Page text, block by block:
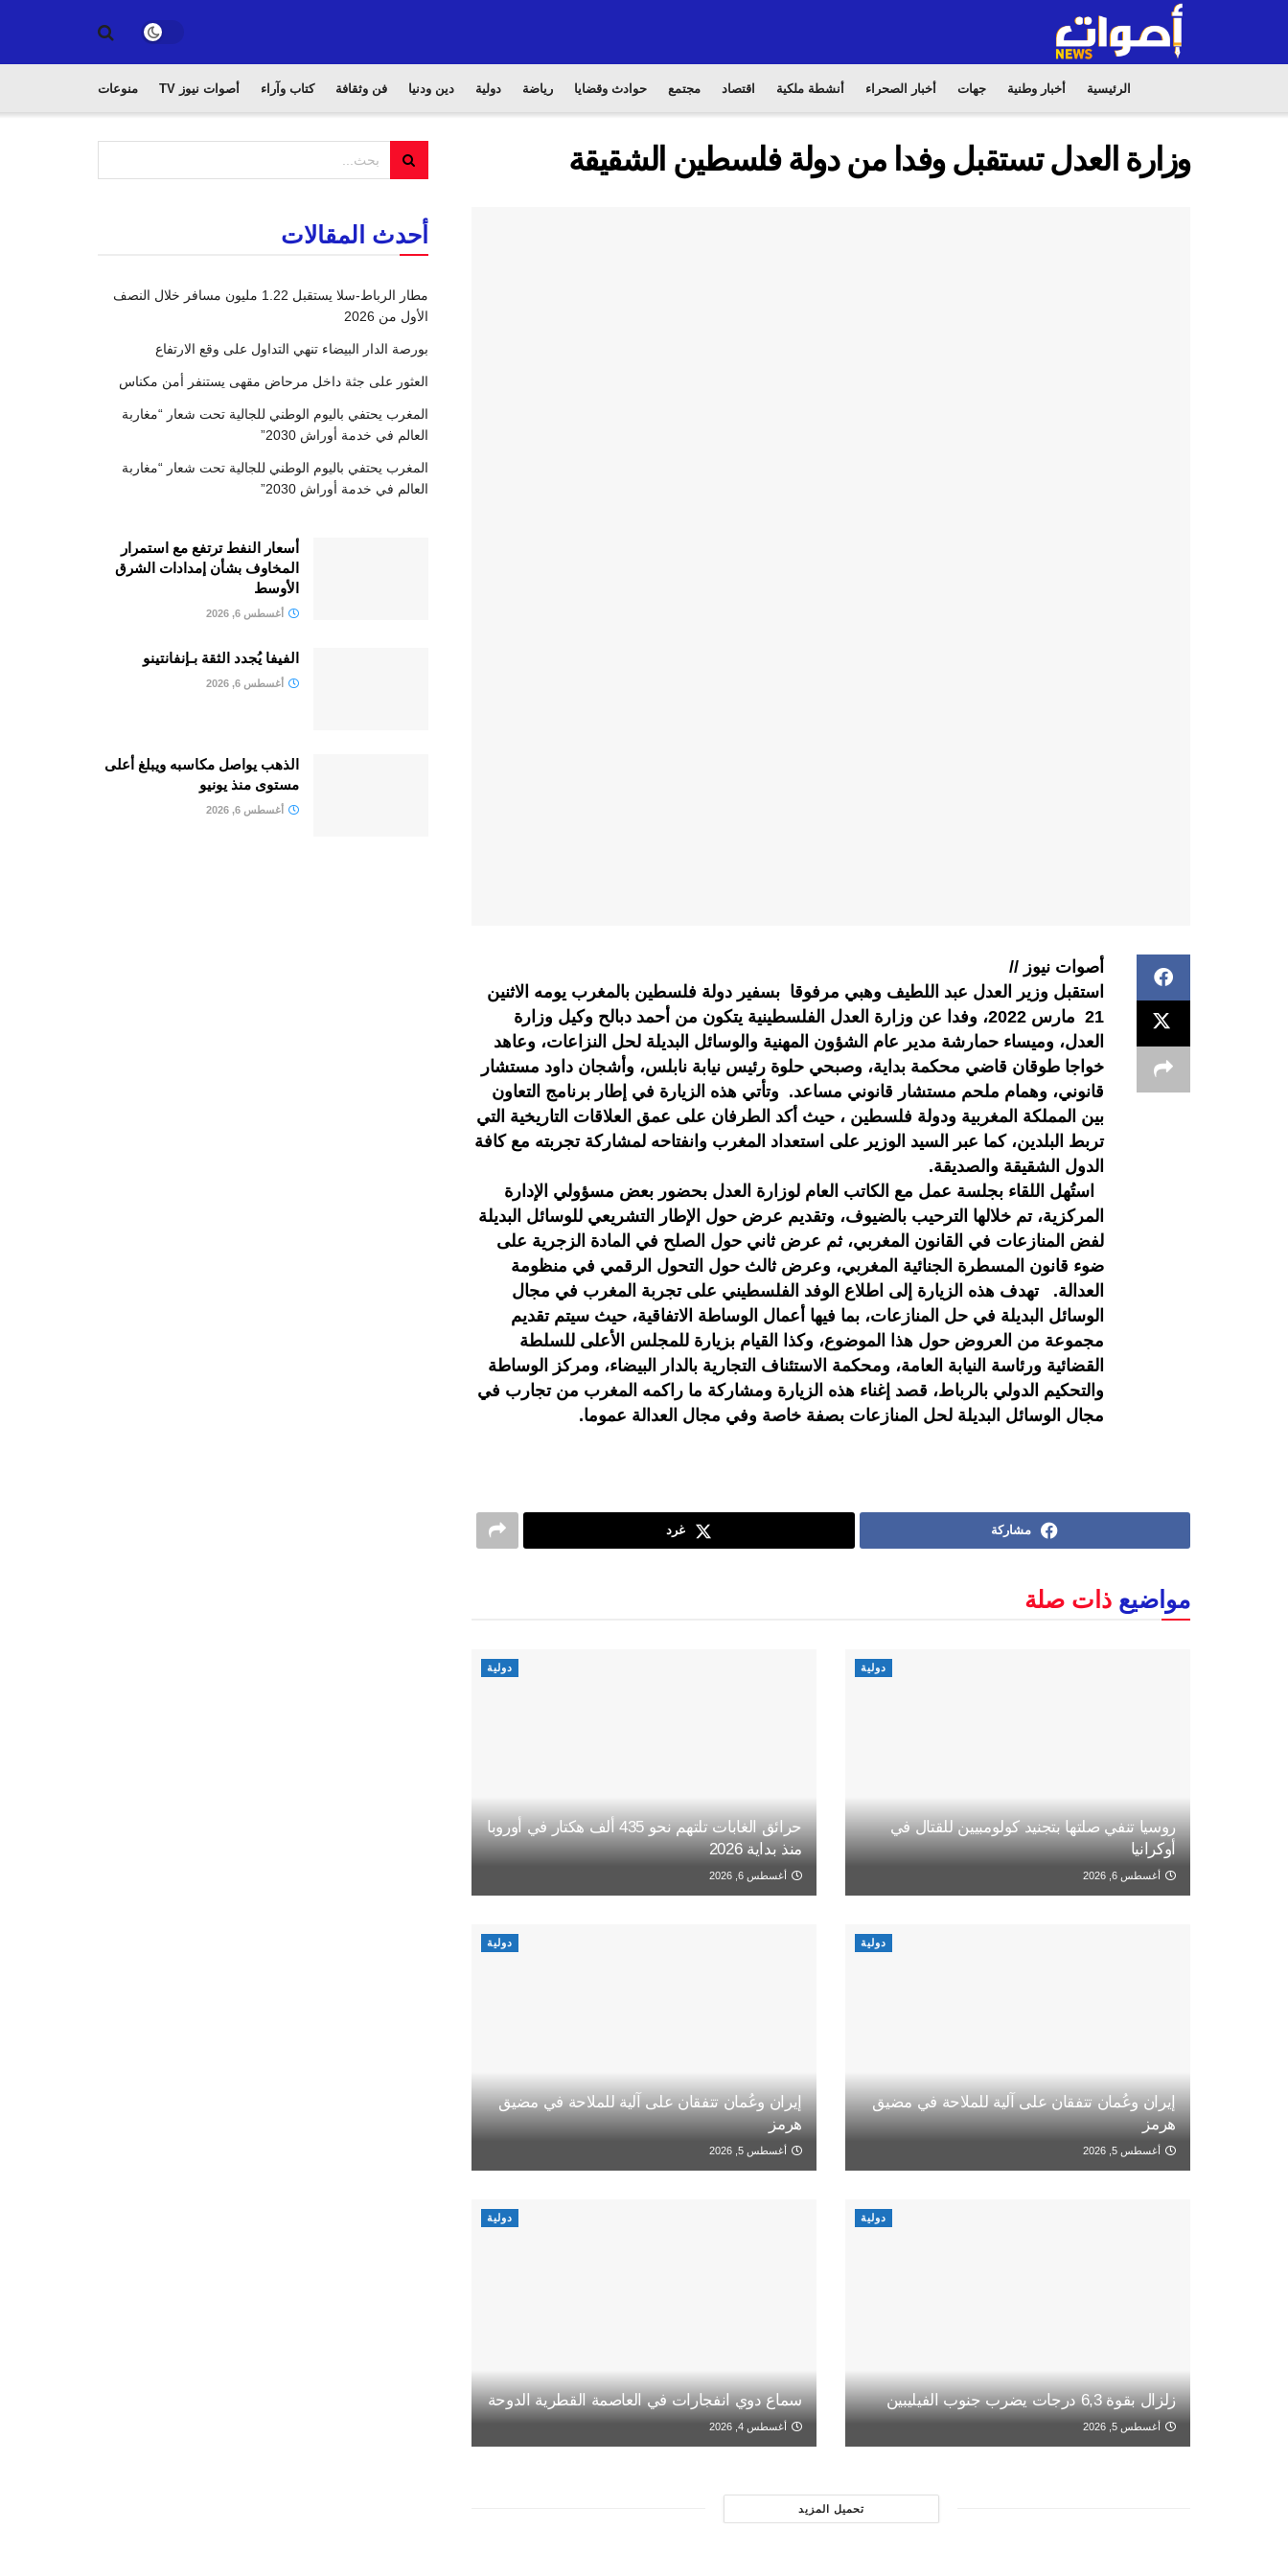
الرئيسية أخبار وطنية جهات أخبار الصحراء أنشطة ملكية اقتصاد مجتمع حوادث وقضايا رياضة دولية دين ودنيا فن وثقافة كتاب وآراء أصوات نيوز TV منوعات
وزارة العدل تستقبل وفدا من دولة فلسطين الشقيقة
أصوات نيوز //
استقبل وزير العدل عبد اللطيف وهبي مرفوقا بسفير دولة فلسطين بالمغرب يومه الاثنين
21 مارس 2022، وفدا عن وزارة العدل الفلسطينية يتكون من أحمد دبالح وكيل وزارة
العدل، وميساء حمارشة مدير عام الشؤون المهنية والوسائل البديلة لحل النزاعات، وعاهد
خواجا طوقان قاضي محكمة بداية، وصبحي حلوة رئيس نيابة نابلس، وأشجان داود مستشار
قانوني، وهمام ملحم مستشار قانوني مساعد. وتأتي هذه الزيارة في إطار برنامج التعاون
بين المملكة المغربية ودولة فلسطين ، حيث أكد الطرفان على عمق العلاقات التاريخية التي
تربط البلدين، كما عبر السيد الوزير على استعداد المغرب وانفتاحه لمشاركة تجربته مع كافة
الدول الشقيقة والصديقة.
استُهل اللقاء بجلسة عمل مع الكاتب العام لوزارة العدل بحضور بعض مسؤولي الإدارة
المركزية، تم خلالها الترحيب بالضيوف، وتقديم عرض حول الإطار التشريعي للوسائل البديلة
لفض المنازعات في القانون المغربي، ثم عرض ثاني حول الصلح في المادة الزجرية على
ضوء قانون المسطرة الجنائية المغربي، وعرض ثالث حول التحول الرقمي في منظومة
العدالة. تهدف هذه الزيارة إلى اطلاع الوفد الفلسطيني على تجربة المغرب في مجال
الوسائل البديلة في حل المنازعات، بما فيها أعمال الوساطة الاتفاقية، حيث سيتم تقديم
مجموعة من العروض حول هذا الموضوع، وكذا القيام بزيارة للمجلس الأعلى للسلطة
القضائية ورئاسة النيابة العامة، ومحكمة الاستئناف التجارية بالدار البيضاء، ومركز الوساطة
والتحكيم الدولي بالرباط، قصد إغناء هذه الزيارة ومشاركة ما راكمه المغرب من تجارب في
مجال الوسائل البديلة لحل المنازعات بصفة خاصة وفي مجال العدالة عموما.
مشاركة غرد
مواضيع ذات صلة
دولية
روسيا تنفي صلتها بتجنيد كولومبيين للقتال في
أوكرانيا
أغسطس 6, 2026
دولية
حرائق الغابات تلتهم نحو 435 ألف هكتار في أوروبا
منذ بداية 2026
أغسطس 6, 2026
دولية
إيران وعُمان تتفقان على آلية للملاحة في مضيق
هرمز
أغسطس 5, 2026
دولية
إيران وعُمان تتفقان على آلية للملاحة في مضيق
هرمز
أغسطس 5, 2026
دولية
زلزال بقوة 6,3 درجات يضرب جنوب الفيليبين
أغسطس 5, 2026
دولية
سماع دوي انفجارات في العاصمة القطرية الدوحة
أغسطس 4, 2026
تحميل المزيد
أحدث المقالات
مطار الرباط-سلا يستقبل 1.22 مليون مسافر خلال النصف
الأول من 2026
بورصة الدار البيضاء تنهي التداول على وقع الارتفاع
العثور على جثة داخل مرحاض مقهى يستنفر أمن مكناس
المغرب يحتفي باليوم الوطني للجالية تحت شعار “مغاربة
العالم في خدمة أوراش 2030”
المغرب يحتفي باليوم الوطني للجالية تحت شعار “مغاربة
العالم في خدمة أوراش 2030”
أسعار النفط ترتفع مع استمرار
المخاوف بشأن إمدادات الشرق
الأوسط
أغسطس 6, 2026
الفيفا يُجدد الثقة بـإنفانتينو
أغسطس 6, 2026
الذهب يواصل مكاسبه ويبلغ أعلى
مستوى منذ يونيو
أغسطس 6, 2026